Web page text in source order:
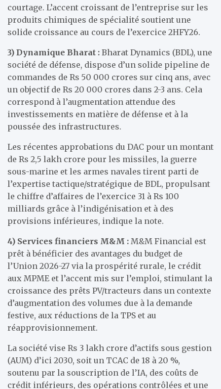
courtage. L’accent croissant de l’entreprise sur les
produits chimiques de spécialité soutient une
solide croissance au cours de l’exercice 2HFY26.
3) Dynamique Bharat : Bharat Dynamics (BDL), une
société de défense, dispose d’un solide pipeline de
commandes de Rs 50 000 crores sur cinq ans, avec
un objectif de Rs 20 000 crores dans 2-3 ans. Cela
correspond à l’augmentation attendue des
investissements en matière de défense et à la
poussée des infrastructures.
Les récentes approbations du DAC pour un montant
de Rs 2,5 lakh crore pour les missiles, la guerre
sous-marine et les armes navales tirent parti de
l’expertise tactique/stratégique de BDL, propulsant
le chiffre d’affaires de l’exercice 31 à Rs 100
milliards grâce à l’indigénisation et à des
provisions inférieures, indique la note.
4) Services financiers M&M : M&M Financial est
prêt à bénéficier des avantages du budget de
l’Union 2026-27 via la prospérité rurale, le crédit
aux MPME et l’accent mis sur l’emploi, stimulant la
croissance des prêts PV/tracteurs dans un contexte
d’augmentation des volumes due à la demande
festive, aux réductions de la TPS et au
réapprovisionnement.
La société vise Rs 3 lakh crore d’actifs sous gestion
(AUM) d’ici 2030, soit un TCAC de 18 à 20 %,
soutenu par la souscription de l’IA, des coûts de
crédit inférieurs, des opérations contrôlées et une